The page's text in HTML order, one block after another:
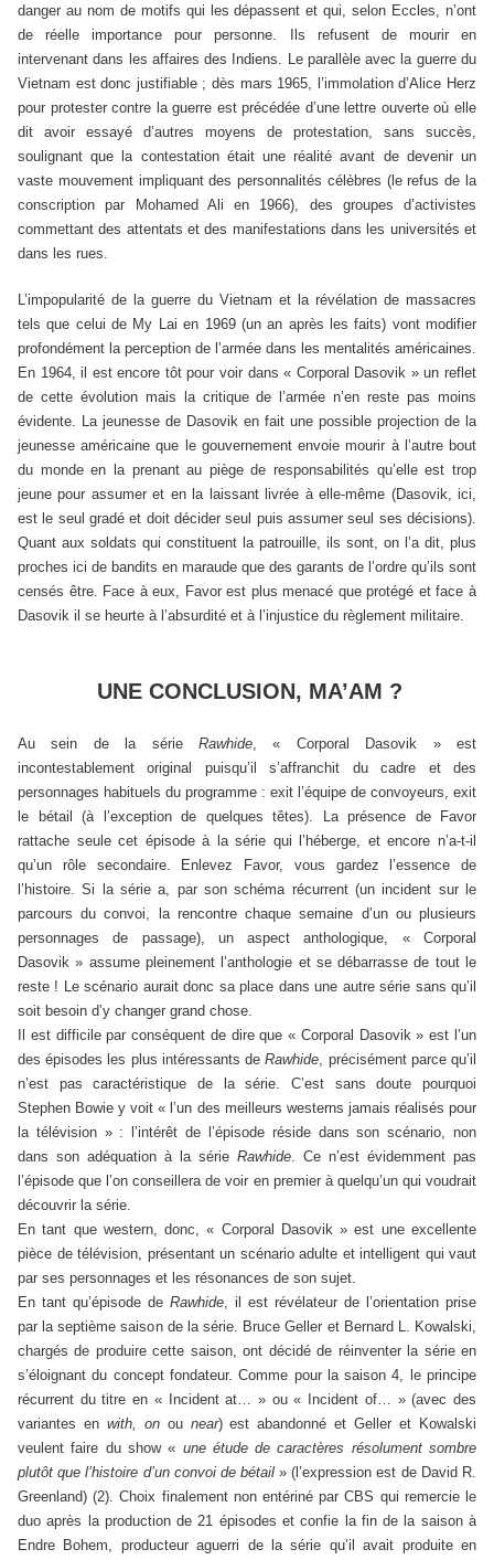
danger au nom de motifs qui les dépassent et qui, selon Eccles, n’ont
de réelle importance pour personne. Ils refusent de mourir en
intervenant dans les affaires des Indiens. Le parallèle avec la guerre du
Vietnam est donc justifiable ; dès mars 1965, l’immolation d’Alice Herz
pour protester contre la guerre est précédée d’une lettre ouverte où elle
dit avoir essayé d’autres moyens de protestation, sans succès,
soulignant que la contestation était une réalité avant de devenir un
vaste mouvement impliquant des personnalités célèbres (le refus de la
conscription par Mohamed Ali en 1966), des groupes d’activistes
commettant des attentats et des manifestations dans les universités et
dans les rues.
L’impopularité de la guerre du Vietnam et la révélation de massacres
tels que celui de My Lai en 1969 (un an après les faits) vont modifier
profondément la perception de l’armée dans les mentalités américaines.
En 1964, il est encore tôt pour voir dans « Corporal Dasovik » un reflet
de cette évolution mais la critique de l’armée n’en reste pas moins
évidente. La jeunesse de Dasovik en fait une possible projection de la
jeunesse américaine que le gouvernement envoie mourir à l’autre bout
du monde en la prenant au piège de responsabilités qu’elle est trop
jeune pour assumer et en la laissant livrée à elle-même (Dasovik, ici,
est le seul gradé et doit décider seul puis assumer seul ses décisions).
Quant aux soldats qui constituent la patrouille, ils sont, on l’a dit, plus
proches ici de bandits en maraude que des garants de l’ordre qu’ils sont
censés être. Face à eux, Favor est plus menacé que protégé et face à
Dasovik il se heurte à l’absurdité et à l’injustice du règlement militaire.
UNE CONCLUSION, MA’AM ?
Au sein de la série Rawhide, « Corporal Dasovik » est
incontestablement original puisqu’il s’affranchit du cadre et des
personnages habituels du programme : exit l’équipe de convoyeurs, exit
le bétail (à l’exception de quelques têtes). La présence de Favor
rattache seule cet épisode à la série qui l’héberge, et encore n’a-t-il
qu’un rôle secondaire. Enlevez Favor, vous gardez l’essence de
l’histoire. Si la série a, par son schéma récurrent (un incident sur le
parcours du convoi, la rencontre chaque semaine d’un ou plusieurs
personnages de passage), un aspect anthologique, « Corporal
Dasovik » assume pleinement l’anthologie et se débarrasse de tout le
reste ! Le scénario aurait donc sa place dans une autre série sans qu’il
soit besoin d’y changer grand chose.
Il est difficile par conséquent de dire que « Corporal Dasovik » est l’un
des épisodes les plus intéressants deRawhide, précisément parce qu’il
n’est pas caractéristique de la série. C’est sans doute pourquoi
Stephen Bowie y voit « l’un des meilleurs westerns jamais réalisés pour
la télévision » : l’intérêt de l’épisode réside dans son scénario, non
dans son adéquation à la série Rawhide. Ce n’est évidemment pas
l’épisode que l’on conseillera de voir en premier à quelqu’un qui voudrait
découvrir la série.
En tant que western, donc, « Corporal Dasovik » est une excellente
pièce de télévision, présentant un scénario adulte et intelligent qui vaut
par ses personnages et les résonances de son sujet.
En tant qu’épisode de Rawhide, il est révélateur de l’orientation prise
par la septième saison de la série. Bruce Geller et Bernard L. Kowalski,
chargés de produire cette saison, ont décidé de réinventer la série en
s’éloignant du concept fondateur. Comme pour la saison 4, le principe
récurrent du titre en « Incident at… » ou « Incident of… » (avec des
variantes en with, onou near) est abandonné et Geller et Kowalski
veulent faire du show « une étude de caractères résolument sombre
plutôt que l’histoire d’un convoi de bétail » (l’expression est de David R.
Greenland) (2). Choix finalement non entériné par CBS qui remercie le
duo après la production de 21 épisodes et confie la fin de la saison à
Endre Bohem, producteur aguerri de la série qu’il avait produite en